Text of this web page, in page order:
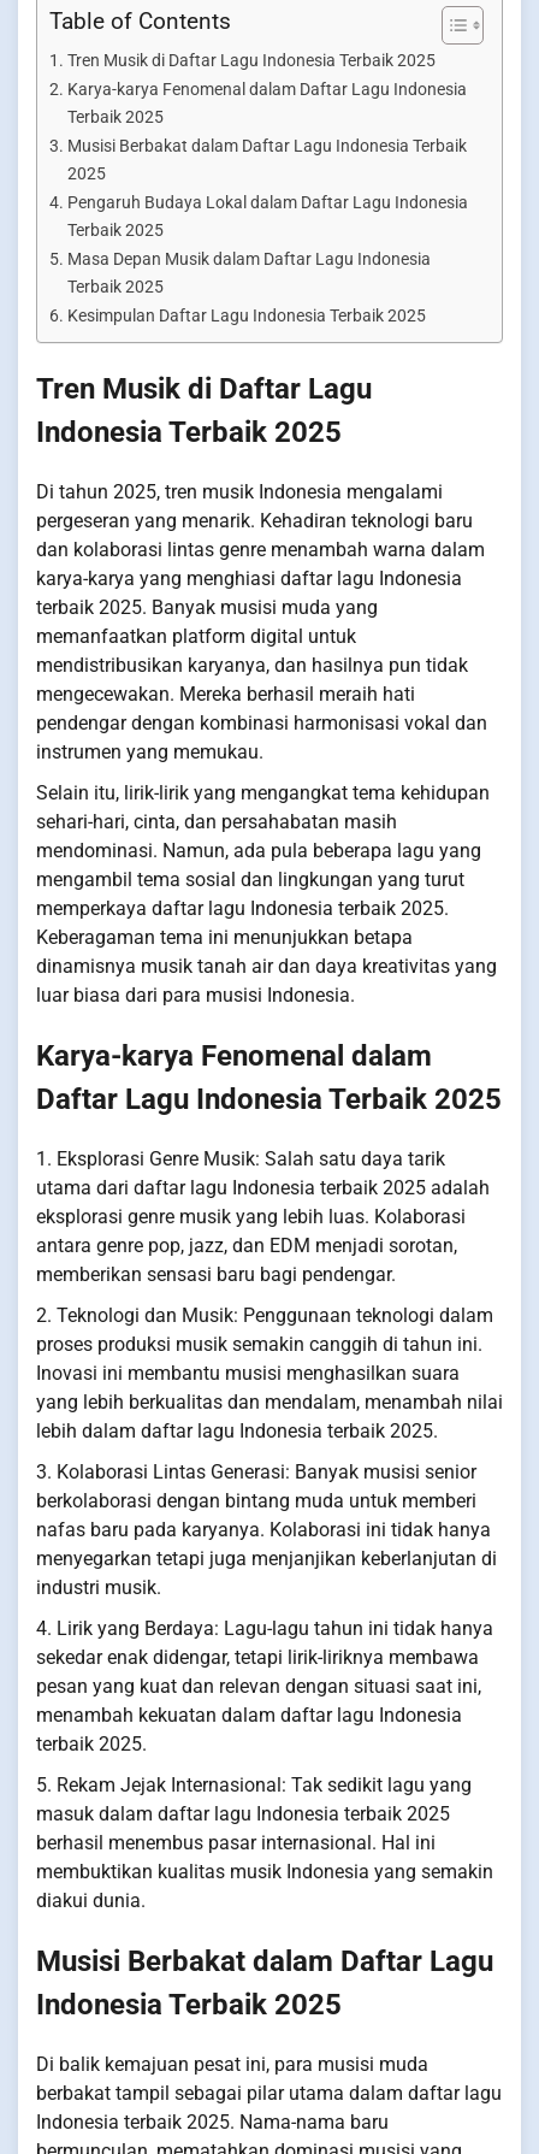
Table of Contents
Tren Musik di Daftar Lagu Indonesia Terbaik 2025
Karya-karya Fenomenal dalam Daftar Lagu Indonesia
Terbaik 2025
Musisi Berbakat dalam Daftar Lagu Indonesia Terbaik
2025
Pengaruh Budaya Lokal dalam Daftar Lagu Indonesia
Terbaik 2025
Masa Depan Musik dalam Daftar Lagu Indonesia
Terbaik 2025
Kesimpulan Daftar Lagu Indonesia Terbaik 2025
Tren Musik di Daftar Lagu
Indonesia Terbaik 2025
Di tahun 2025, tren musik Indonesia mengalami
pergeseran yang menarik. Kehadiran teknologi baru
dan kolaborasi lintas genre menambah warna dalam
karya-karya yang menghiasi daftar lagu Indonesia
terbaik 2025. Banyak musisi muda yang
memanfaatkan platform digital untuk
mendistribusikan karyanya, dan hasilnya pun tidak
mengecewakan. Mereka berhasil meraih hati
pendengar dengan kombinasi harmonisasi vokal dan
instrumen yang memukau.
Selain itu, lirik-lirik yang mengangkat tema kehidupan
sehari-hari, cinta, dan persahabatan masih
mendominasi. Namun, ada pula beberapa lagu yang
mengambil tema sosial dan lingkungan yang turut
memperkaya daftar lagu Indonesia terbaik 2025.
Keberagaman tema ini menunjukkan betapa
dinamisnya musik tanah air dan daya kreativitas yang
luar biasa dari para musisi Indonesia.
Karya-karya Fenomenal dalam
Daftar Lagu Indonesia Terbaik 2025
1. Eksplorasi Genre Musik: Salah satu daya tarik
utama dari daftar lagu Indonesia terbaik 2025 adalah
eksplorasi genre musik yang lebih luas. Kolaborasi
antara genre pop, jazz, dan EDM menjadi sorotan,
memberikan sensasi baru bagi pendengar.
2. Teknologi dan Musik: Penggunaan teknologi dalam
proses produksi musik semakin canggih di tahun ini.
Inovasi ini membantu musisi menghasilkan suara
yang lebih berkualitas dan mendalam, menambah nilai
lebih dalam daftar lagu Indonesia terbaik 2025.
3. Kolaborasi Lintas Generasi: Banyak musisi senior
berkolaborasi dengan bintang muda untuk memberi
nafas baru pada karyanya. Kolaborasi ini tidak hanya
menyegarkan tetapi juga menjanjikan keberlanjutan di
industri musik.
4. Lirik yang Berdaya: Lagu-lagu tahun ini tidak hanya
sekedar enak didengar, tetapi lirik-liriknya membawa
pesan yang kuat dan relevan dengan situasi saat ini,
menambah kekuatan dalam daftar lagu Indonesia
terbaik 2025.
5. Rekam Jejak Internasional: Tak sedikit lagu yang
masuk dalam daftar lagu Indonesia terbaik 2025
berhasil menembus pasar internasional. Hal ini
membuktikan kualitas musik Indonesia yang semakin
diakui dunia.
Musisi Berbakat dalam Daftar Lagu
Indonesia Terbaik 2025
Di balik kemajuan pesat ini, para musisi muda
berbakat tampil sebagai pilar utama dalam daftar lagu
Indonesia terbaik 2025. Nama-nama baru